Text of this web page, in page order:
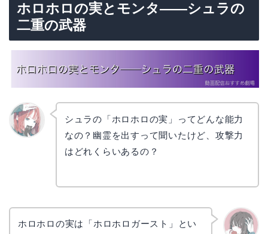
ホロホロの実とモンタ——シュラの
二重の武器
シュラの「ホロホロの実」ってどんな能力
なの？幽霊を出すって聞いたけど、攻撃力
はどれくらいあるの？
ホロホロの実は「ホロホロガースト」とい